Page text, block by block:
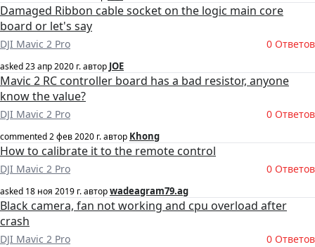
Damaged Ribbon cable socket on the logic main core
board or let's say
DJI Mavic 2 Pro 0 Ответов
asked23 апр 2020 г.автор JOE
Mavic 2 RC controller board has a bad resistor, anyone
know the value?
DJI Mavic 2 Pro 0 Ответов
commented2 фев 2020 г.автор Khong
How to calibrate it to the remote control
DJI Mavic 2 Pro 0 Ответов
asked 18 ноя 2019 г.авторwadeagram79.ag
Black camera, fan not working and cpu overload after
crash
DJI Mavic 2 Pro 0 Ответов